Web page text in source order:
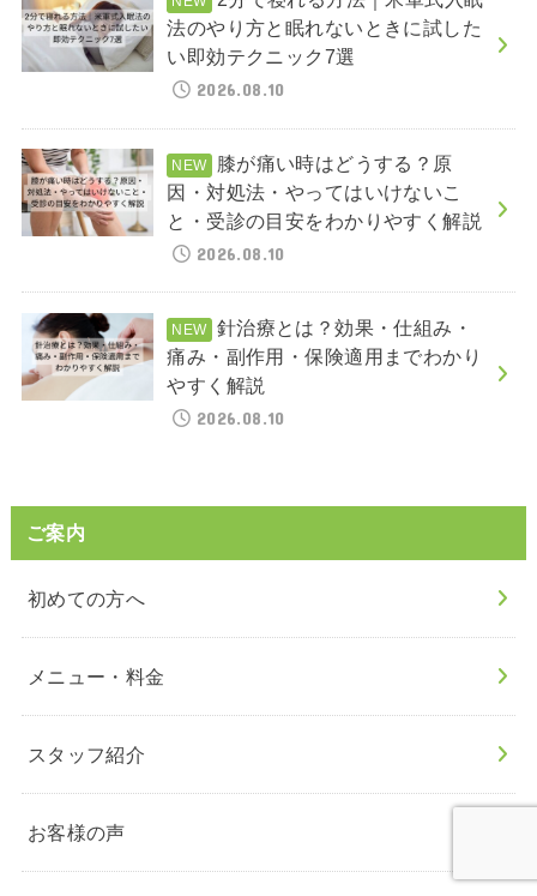
法のやり方と眠れないときに試した
い即効テクニック7選
2026.08.10
膝が痛い時はどうする？原
因・対処法・やってはいけないこ
と・受診の目安をわかりやすく解説
2026.08.10
針治療とは？効果・仕組み・
痛み・副作用・保険適用までわかり
やすく解説
2026.08.10
ご案内
初めての方へ
メニュー・料金
スタッフ紹介
お客様の声